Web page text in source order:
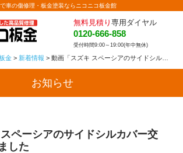
車の傷修理・板金塗装ならニコニコ板金館
無料見積り 専用ダイヤル
0120-666-858
受付時間9:00～19:00(年中無休)
金 > 新着情報 >動画「スズキ スペーシアのサイドシルカバー交換」を追加しました
お知らせ
ペーシアのサイドシルカバー交
した